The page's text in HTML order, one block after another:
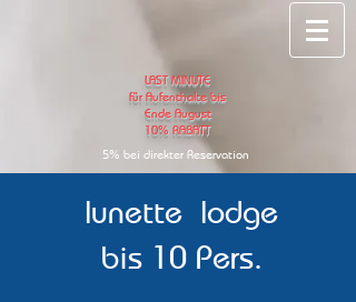
LAST MINUTE
für Aufenthalte bis
Ende August
10% RABATT
5% bei direkter Reservation
lunette lodge
bis 10 Pers.